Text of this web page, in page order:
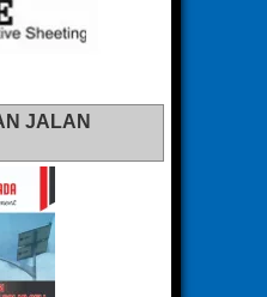
JALAN